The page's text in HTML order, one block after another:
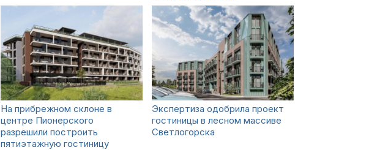
На прибрежном склоне в
центре Пионерского
разрешили построить
пятиэтажную гостиницу
Экспертиза одобрила проект
гостиницы в лесном массиве
Светлогорска